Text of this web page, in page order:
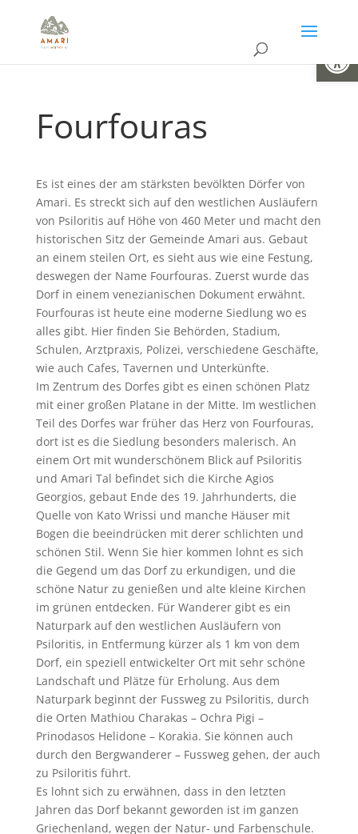
Fourfouras
Es ist eines der am stärksten bevölkten Dörfer von
Amari. Es streckt sich auf den westlichen Ausläufern
von Psiloritis auf Höhe von 460 Meter und macht den
historischen Sitz der Gemeinde Amari aus. Gebaut
an einem steilen Ort, es sieht aus wie eine Festung,
deswegen der Name Fourfouras. Zuerst wurde das
Dorf in einem venezianischen Dokument erwähnt.
Fourfouras ist heute eine moderne Siedlung wo es
alles gibt. Hier finden Sie Behörden, Stadium,
Schulen, Arztpraxis, Polizei, verschiedene Geschäfte,
wie auch Cafes, Tavernen und Unterkünfte.
Im Zentrum des Dorfes gibt es einen schönen Platz
mit einer großen Platane in der Mitte. Im westlichen
Teil des Dorfes war früher das Herz von Fourfouras,
dort ist es die Siedlung besonders malerisch. An
einem Ort mit wunderschönem Blick auf Psiloritis
und Amari Tal befindet sich die Kirche Agios
Georgios, gebaut Ende des 19. Jahrhunderts, die
Quelle von Kato Wrissi und manche Häuser mit
Bogen die beeindrücken mit derer schlichten und
schönen Stil. Wenn Sie hier kommen lohnt es sich
die Gegend um das Dorf zu erkundigen, und die
schöne Natur zu genießen und alte kleine Kirchen
im grünen entdecken. Für Wanderer gibt es ein
Naturpark auf den westlichen Ausläufern von
Psiloritis, in Entfermung kürzer als 1 km von dem
Dorf, ein speziell entwickelter Ort mit sehr schöne
Landschaft und Plätze für Erholung. Aus dem
Naturpark beginnt der Fussweg zu Psiloritis, durch
die Orten Mathiou Charakas – Ochra Pigi –
Prinodasos Helidone – Korakia. Sie können auch
durch den Bergwanderer – Fussweg gehen, der auch
zu Psiloritis führt.
Es lohnt sich zu erwähnen, dass in den letzten
Jahren das Dorf bekannt geworden ist im ganzen
Griechenland, wegen der Natur- und Farbenschule.